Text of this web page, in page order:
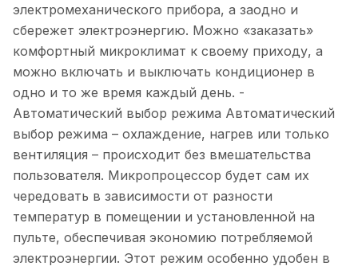
электромеханического прибора, а заодно и
сбережет электроэнергию. Можно «заказать»
комфортный микроклимат к своему приходу, а
можно включать и выключать кондиционер в
одно и то же время каждый день. -
Автоматический выбор режима Автоматический
выбор режима – охлаждение, нагрев или только
вентиляция – происходит без вмешательства
пользователя. Микропроцессор будет сам их
чередовать в зависимости от разности
температур в помещении и установленной на
пульте, обеспечивая экономию потребляемой
электроэнергии. Этот режим особенно удобен в